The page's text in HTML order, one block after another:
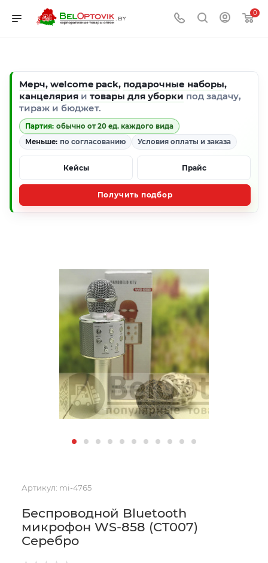
0
Мерч, welcome pack, подарочные наборы,
канцелярия и товары для уборки под задачу,
тираж и бюджет.
Партия: обычно от 20 ед. каждого вида
Меньше: по согласованию Условия оплаты и заказа
Кейсы Прайс
Получить подбор
Артикул: mi-4765
Беспроводной Bluetooth
микрофон WS-858 (CT007)
Серебро